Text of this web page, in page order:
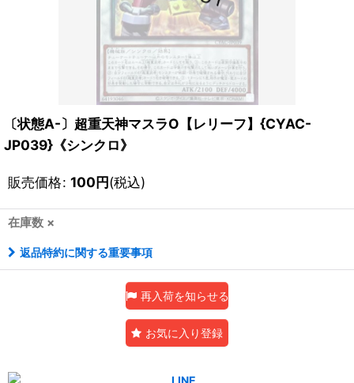
〔状態A-〕超重天神マスラO【レリーフ】{CYAC-
JP039}《シンクロ》
販売価格: 100円(税込)
在庫数 ×
返品特約に関する重要事項
再入荷を知らせる
お気に入り登録